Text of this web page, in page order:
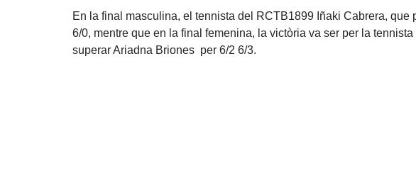
En la final masculina, el tennista del RCTB1899 Iñaki Cabrera,
6/0, mentre que en la final femenina, la victòria va ser per la
superar Ariadna Briones per 6/2 6/3.